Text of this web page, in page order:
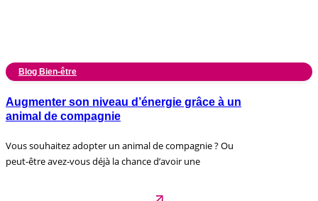
Blog Bien-être
Augmenter son niveau d’énergie grâce à un
animal de compagnie
Vous souhaitez adopter un animal de compagnie ? Ou
peut-être avez-vous déjà la chance d’avoir une